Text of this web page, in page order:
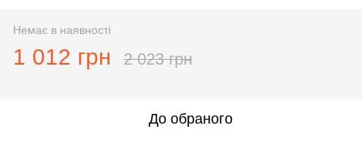
Немає в наявності
1 012 грн 2 023 грн
До обраного